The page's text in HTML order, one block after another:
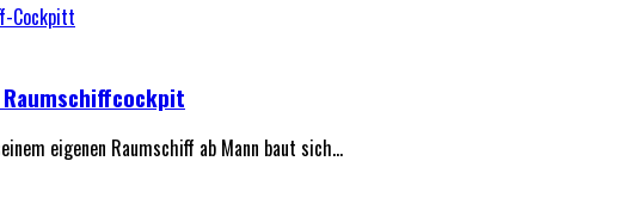
Raumschiffcockpit
eigenen Raumschiff ab Mann baut sich...